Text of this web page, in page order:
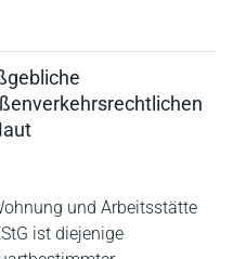
und Arbeitsstätte
ist diejenige